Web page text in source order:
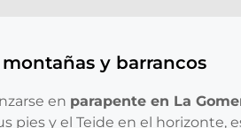
y barrancos
en parapente en La
pies y el Teide en el horizonte,